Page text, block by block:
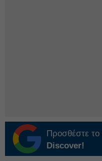
Προσθέστε το
Discover!